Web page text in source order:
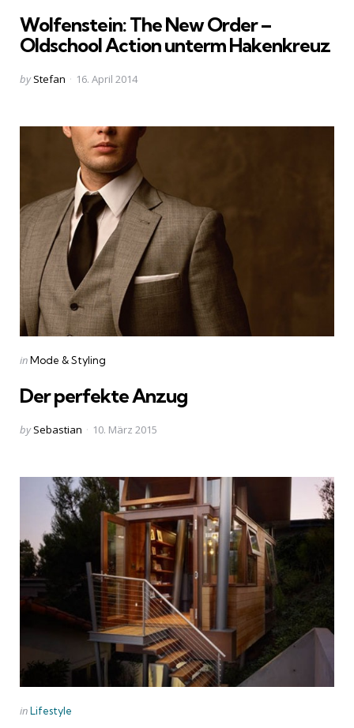
Wolfenstein: The New Order –
Oldschool Action unterm Hakenkreuz
Posted
by Stefan 16. April 2014
Categories
Posted
inMode & Styling
Der perfekte Anzug
Posted
by Sebastian 10. März 2015
Categories
Posted
inLifestyle